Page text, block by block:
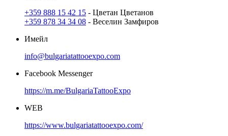
+359 888 15 42 15 - Цветан Цветанов
+359 878 34 34 08 - Веселин Замфиров
Имейл
info@bulgariatattooexpo.com
Facebook Messenger
https://m.me/BulgariaTattooExpo
WEB
https://www.bulgariatattooexpo.com/